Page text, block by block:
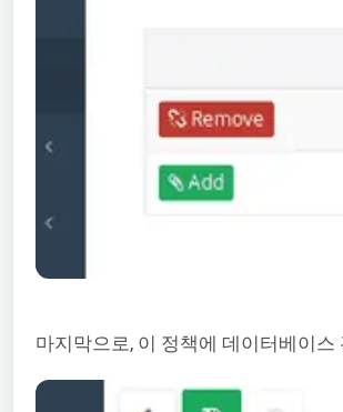
마지막으로, 이 정책에 데이터베이